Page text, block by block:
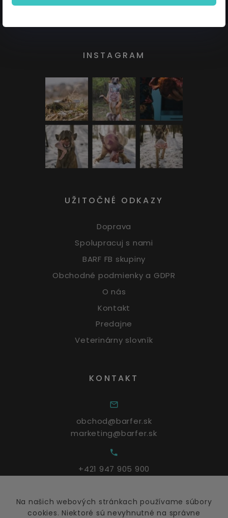
INSTAGRAM
UŽITOČNÉ ODKAZY
Doprava
Spolupracuj s nami
BARF FB skupiny
Obchodné podmienky a GDPR
O nás
Kontakt
Predajne
Veterinárny slovník
KONTAKT
obchod@barfer.sk
marketing@barfer.sk
+421 947 905 900
Po - Pia: 9:00 – 17:00
Na našich webových stránkach používame súbory
cookies. Niektoré sú nevyhnutné na správne